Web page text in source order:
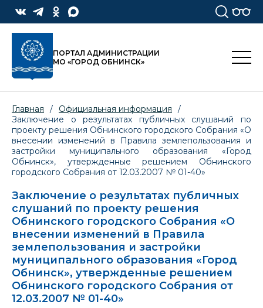
ПОРТАЛ АДМИНИСТРАЦИИ
МО «ГОРОД ОБНИНСК»
Главная / Официальная информация
/
Заключение о результатах публичных слушаний по
проекту решения Обнинского городского Собрания «О
внесении изменений в Правила землепользования и
застройки муниципального образования «Город
Обнинск», утвержденные решением Обнинского
городского Собрания от 12.03.2007 № 01-40»
Заключение о результатах публичных
слушаний по проекту решения
Обнинского городского Собрания «О
внесении изменений в Правила
землепользования и застройки
муниципального образования «Город
Обнинск», утвержденные решением
Обнинского городского Собрания от
12.03.2007 № 01-40»